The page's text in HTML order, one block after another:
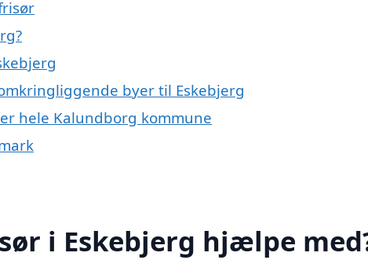
byer til Eskebjerg
hele Kalundborg kommune
i Eskebjerg hjælpe